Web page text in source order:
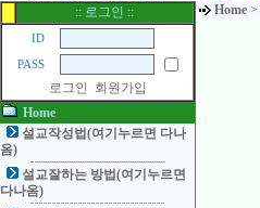
:: 로그인 ::
ID
PASS
로그인
회원가입
Home
설교작성법(여기누르면 다나
옴)
설교잘하는 방법(여기누르면
다나옴)
Home >